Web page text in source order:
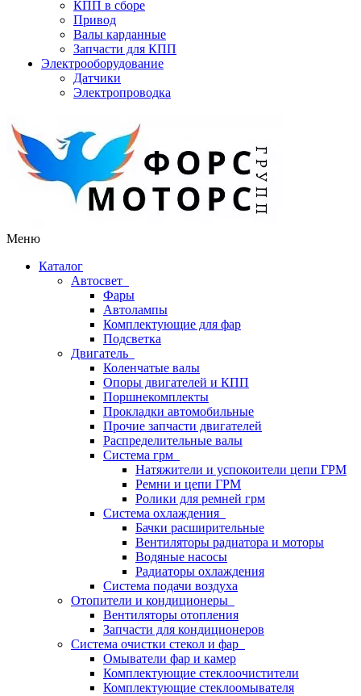
КПП в сборе
Привод
Валы карданные
Запчасти для КПП
Электрооборудование
Датчики
Электропроводка
Меню
Каталог
Автосвет
Фары
Автолампы
Комплектующие для фар
Подсветка
Двигатель
Коленчатые валы
Опоры двигателей и КПП
Поршнекомплекты
Прокладки автомобильные
Прочие запчасти двигателей
Распределительные валы
Система грм
Натяжители и успокоители цепи ГРМ
Ремни и цепи ГРМ
Ролики для ремней грм
Система охлаждения
Бачки расширительные
Вентиляторы радиатора и моторы
Водяные насосы
Радиаторы охлаждения
Система подачи воздуха
Отопители и кондиционеры
Вентиляторы отопления
Запчасти для кондиционеров
Система очистки стекол и фар
Омыватели фар и камер
Комплектующие стеклоочистители
Комплектующие стеклоомывателя